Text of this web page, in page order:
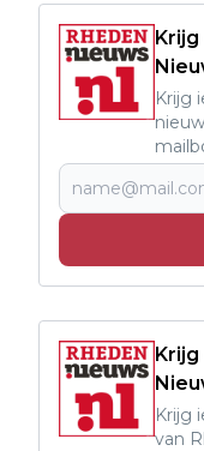
Krijg
Krijg
van